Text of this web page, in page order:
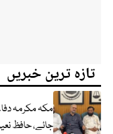
تازہ ترین خبریں
مکہ مکرمہ
جائے، حافظ